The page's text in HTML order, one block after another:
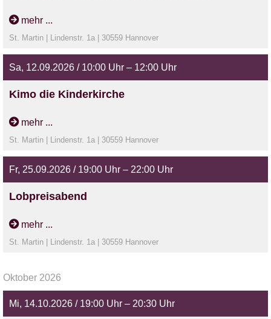
Veranstaltung des SoVD-Anderten und der St. Martin
Stiftung
Vortragende: Dipl. Ing. Anahita Haeber
mehr ...
St. Martin | Lindenstr. 1a | 30559 Hannover
Sa, 12.09.2026 / 10:00 Uhr – 12:00 Uhr
Kimo die Kinderkirche
Für alle Kinder von 5 - 10 Jahren
mehr ...
St. Martin | Lindenstr. 1a | 30559 Hannover
Fr, 25.09.2026 / 19:00 Uhr – 22:00 Uhr
Lobpreisabend
mehr ...
St. Martin | Lindenstr. 1a | 30559 Hannover
Oktober 2026
Mi, 14.10.2026 / 19:00 Uhr – 20:30 Uhr